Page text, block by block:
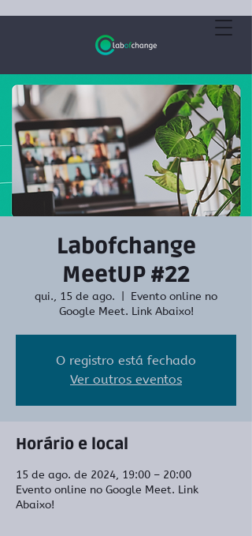
Labofchange
MeetUP #22
qui., 15 de ago.
Evento online no
Google Meet. Link Abaixo!
O registro está fechado
Ver outros eventos
Horário e local
15 de ago. de 2024, 19:00 – 20:00
Evento online no Google Meet. Link
Abaixo!